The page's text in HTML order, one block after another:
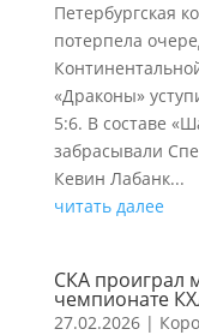
Петербургская
потерпела
«Драконы»
5:6. В составе
забрасывали
Кевин Лабанк...
читать далее
СКА проиграл
чемпионате
27.02.2026|